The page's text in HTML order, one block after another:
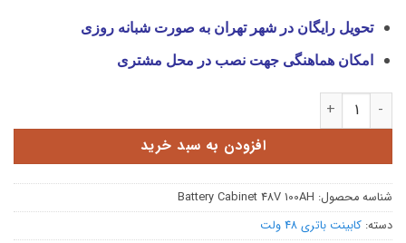
تحویل رایگان در شهر تهران به صورت شبانه روزی
امکان هماهنگی جهت نصب در محل مشتری
کابینت باتری 48 ولت 100 آمپر عدد
افزودن به سبد خرید
شناسه محصول: Battery Cabinet 48V 100AH
دسته: کابینت باتری 48 ولت